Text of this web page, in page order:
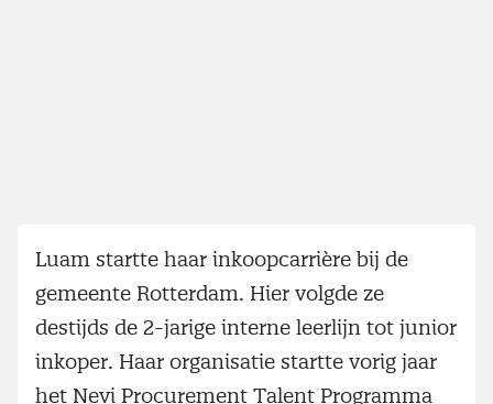
Luam startte haar inkoopcarrière bij de
gemeente Rotterdam. Hier volgde ze
destijds de 2-jarige interne leerlijn tot junior
inkoper. Haar organisatie startte vorig jaar
het Nevi Procurement Talent Programma